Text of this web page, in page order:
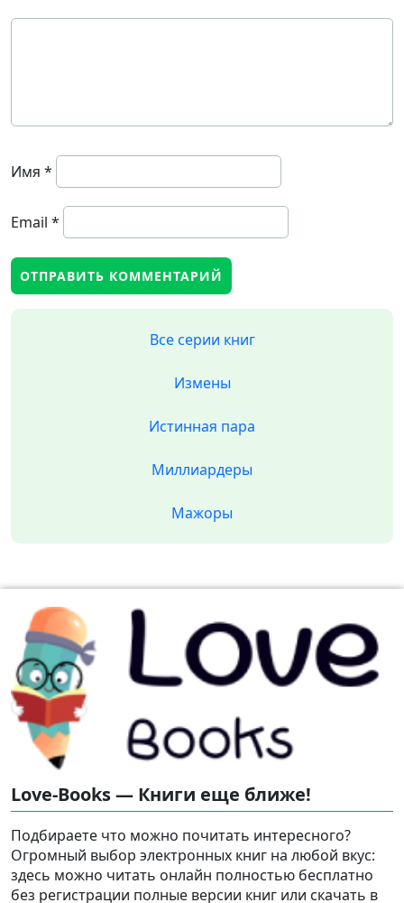
Имя *
Email *
Все серии книг
Измены
Истинная пара
Миллиардеры
Мажоры
Love-Books — Книги еще ближе!
Подбираете что можно почитать интересного?
Огромный выбор электронных книг на любой вкус:
здесь можно читать онлайн полностью бесплатно
без регистрации полные версии книг или скачать в